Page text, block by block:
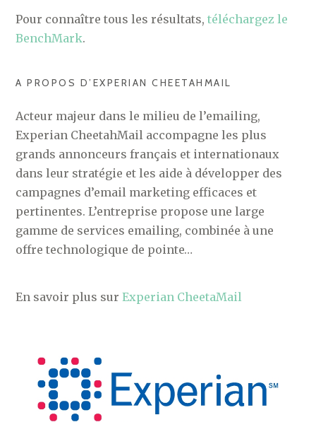
Pour connaître tous les résultats,téléchargez le
BenchMark.
A PROPOS D’EXPERIAN CHEETAHMAIL
Acteur majeur dans le milieu de l’emailing,
Experian CheetahMail accompagne les plus
grands annonceurs français et internationaux
dans leur stratégie et les aide à développer des
campagnes d’email marketing efficaces et
pertinentes. L’entreprise propose une large
gamme de services emailing, combinée à une
offre technologique de pointe…
En savoir plus surExperian CheetaMail